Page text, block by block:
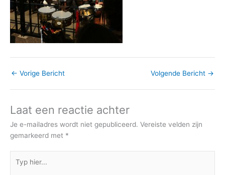
← Vorige Bericht Volgende Bericht →
Laat een reactie achter
Je e-mailadres wordt niet gepubliceerd. Vereiste velden zijn
gemarkeerd met *
hier...